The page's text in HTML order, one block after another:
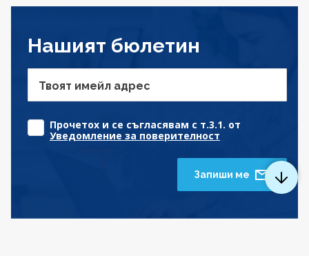
Нашият бюлетин
Твоят имейл адрес
Прочетох и се съгласявам с т.3.1. от
Уведомление за поверителност
Запиши ме